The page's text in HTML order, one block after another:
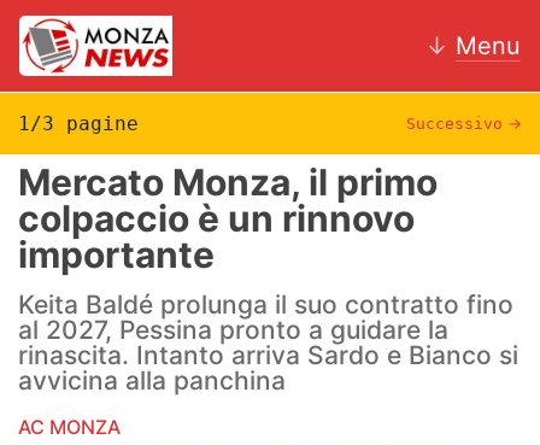
↓ Menu
News
AC Monza
Calcio
Motori
Volley
1/3 pagine Successivo →
Mercato Monza, il primo
colpaccio è un rinnovo
importante
Keita Baldé prolunga il suo contratto fino
al 2027, Pessina pronto a guidare la
rinascita. Intanto arriva Sardo e Bianco si
avvicina alla panchina
AC MONZA